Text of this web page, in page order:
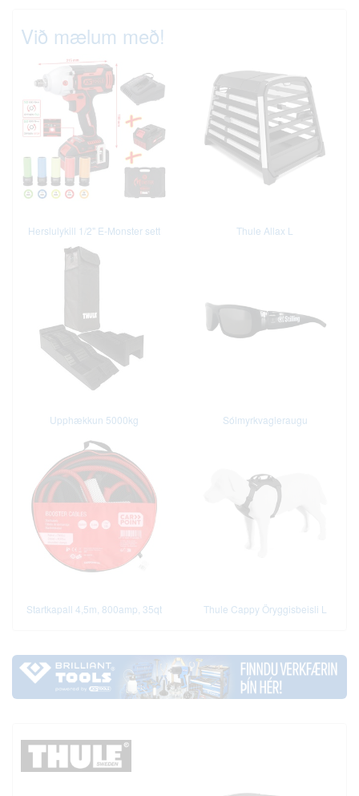
Við mælum með!
Herslulykill 1/2" E-Monster sett Thule Allax L
Upphækkun 5000kg Sólmyrkvagleraugu
Startkapall 4,5m, 800amp, 35qt Thule Cappy Öryggisbeisli L